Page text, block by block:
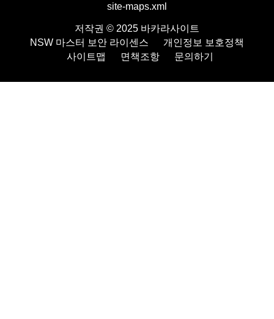
site-maps.xml
저작권 © 2025 바카라사이트
NSW 마스터 보안 라이센스
개인정보 보호정책
사이트맵
면책조항 문의하기